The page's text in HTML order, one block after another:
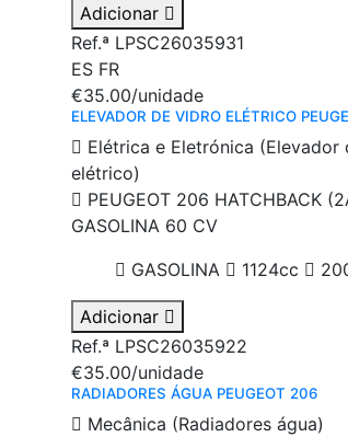
Adicionar
Ref.ª LPSC26035931
ES FR
€35.00/unidade
ELEVADOR DE VIDRO ELÉTRICO
Elétrica e Eletrónica (Elevador
elétrico)
PEUGEOT 206 HATCHBACK
GASOLINA 60 CV
GASOLINA
1124cc
Adicionar
Ref.ª LPSC26035922
€35.00/unidade
RADIADORES ÁGUA PEUGEOT 206
Mecânica (Radiadores água)